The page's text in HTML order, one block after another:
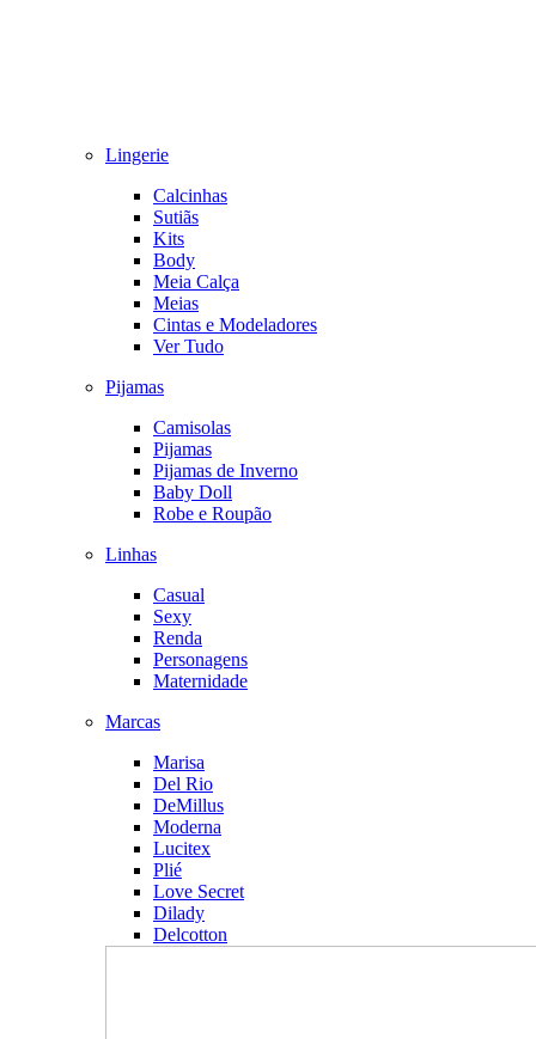
Lingerie
Calcinhas
Sutiãs
Kits
Body
Meia Calça
Meias
Cintas e Modeladores
Ver Tudo
Pijamas
Camisolas
Pijamas
Pijamas de Inverno
Baby Doll
Robe e Roupão
Linhas
Casual
Sexy
Renda
Personagens
Maternidade
Marcas
Marisa
Del Rio
DeMillus
Moderna
Lucitex
Plié
Love Secret
Dilady
Delcotton